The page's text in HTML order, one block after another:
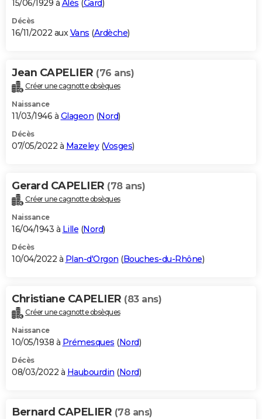
15/06/1929 à Alès (Gard)
Décès
16/11/2022 auxVans (Ardèche)
Jean CAPELIER (76 ans)
Créer une cagnotte obsèques
Naissance
11/03/1946 à Glageon (Nord)
Décès
07/05/2022 à Mazeley(Vosges)
Gerard CAPELIER (78 ans)
Créer une cagnotte obsèques
Naissance
16/04/1943 à Lille (Nord)
Décès
10/04/2022 à Plan-d'Orgon (Bouches-du-Rhône)
Christiane CAPELIER (83 ans)
Créer une cagnotte obsèques
Naissance
10/05/1938 à Prémesques (Nord)
Décès
08/03/2022 à Haubourdin (Nord)
Bernard CAPELIER (78 ans)